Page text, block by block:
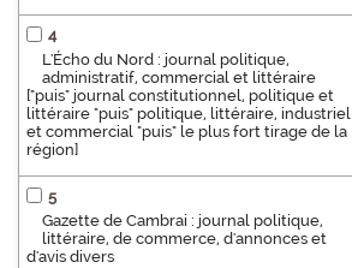
4
L'Écho du Nord : journal politique,
administratif, commercial et littéraire
["puis" journal constitutionnel, politique et
littéraire "puis" politique, littéraire, industriel
et commercial "puis" le plus fort tirage de la
région]
5
Gazette de Cambrai : journal politique,
littéraire, de commerce, d'annonces et
d'avis divers